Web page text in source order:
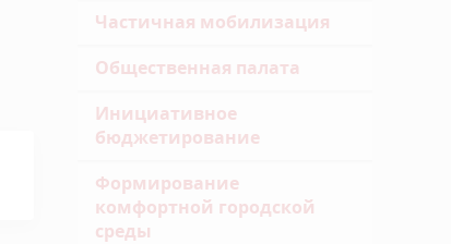
Частичная мобилизация
Общественная палата
Инициативное
бюджетирование
Формирование
комфортной городской
среды